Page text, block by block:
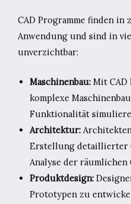
CAD Programme finden in
Anwendung und sind in
unverzichtbar:
Maschinenbau: Mit CAD
komplexe
Funktionalität
Architektur:
Erstellung detaillierter
Analyse der räumlichen
Produktdesign:
Prototypen zu